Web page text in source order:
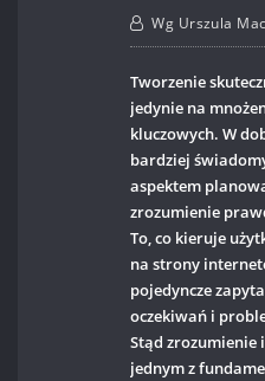
Wg Urszula
Tworzenie
jedynie na
kluczowych. W
bardziej
aspektem
zrozumienie
To, co kieruje
na strony
pojedyncze
oczekiwań i
Stąd zrozumienie
jednym z